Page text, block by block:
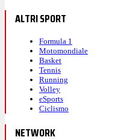
ALTRI SPORT
Formula 1
Motomondiale
Basket
Tennis
Running
Volley
eSports
Ciclismo
NETWORK